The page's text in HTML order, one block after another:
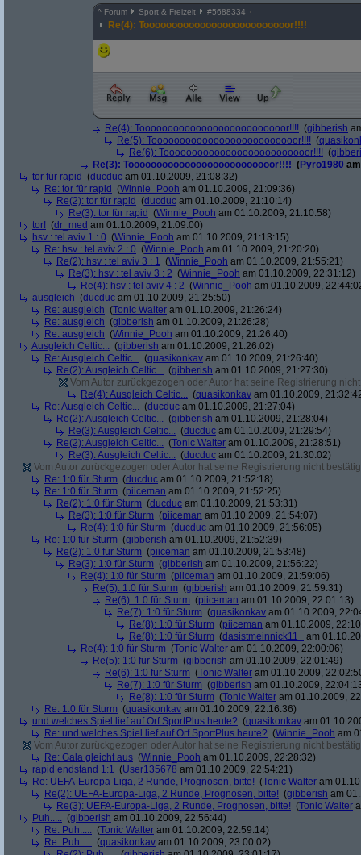
^ Forum Sport & Freizeit #5688334
Re(4): Toooooooooooooooooooooooooor!!!!
Re(4): Toooooooooooooooooooooooooor!!!! (gibberish
Re(5): Toooooooooooooooooooooooooor!!!! (
Re(6): Toooooooooooooooooooooooooor!!!! (
Re(3): Toooooooooooooooooooooooooor!!!! (Pyro1980
tor für rapid (ducduc am 01.10.2009, 21:08:32)
Re: tor für rapid (Winnie_Pooh am 01.10.2009, 21:09:36)
Re(2): tor für rapid (ducduc am 01.10.2009, 21:10:14)
Re(3): tor für rapid (Winnie_Pooh am 01.10.2009, 21:10:58)
tor! (dr_med am 01.10.2009, 21:09:00)
hsv : tel aviv 1 : 0 (Winnie_Pooh am 01.10.2009, 21:13:15)
Re: hsv : tel aviv 2 : 0 (Winnie_Pooh am 01.10.2009, 21:20:20)
Re(2): hsv : tel aviv 3 : 1 (Winnie_Pooh am 01.10.2009, 21:55:21)
Re(3): hsv : tel aviv 3 : 2 (Winnie_Pooh am 01.10.2009, 22:31:12)
Re(4): hsv : tel aviv 4 : 2 (Winnie_Pooh am 01.10.2009,
ausgleich (ducduc am 01.10.2009, 21:25:50)
Re: ausgleich (Tonic Walter am 01.10.2009, 21:26:24)
Re: ausgleich (gibberish am 01.10.2009, 21:26:28)
Re: ausgleich (Winnie_Pooh am 01.10.2009, 21:26:40)
Ausgleich Celtic... (gibberish am 01.10.2009, 21:26:02)
Re: Ausgleich Celtic... (quasikonkav am 01.10.2009, 21:26:40)
Re(2): Ausgleich Celtic... (gibberish am 01.10.2009, 21:27:30)
Vom Autor zurückgezogen oder Autor hat seine Registrierung
Re(4): Ausgleich Celtic... (quasikonkav am 01.10.2009,
Re: Ausgleich Celtic... (ducduc am 01.10.2009, 21:27:04)
Re(2): Ausgleich Celtic... (gibberish am 01.10.2009, 21:28:04)
Re(3): Ausgleich Celtic... (ducduc am 01.10.2009, 21:29:54)
Re(2): Ausgleich Celtic... (Tonic Walter am 01.10.2009, 21:28:51)
Re(3): Ausgleich Celtic... (ducduc am 01.10.2009, 21:30:02)
Vom Autor zurückgezogen oder Autor hat seine Registrierung nicht
Re: 1:0 für Sturm (ducduc am 01.10.2009, 21:52:18)
Re: 1:0 für Sturm (piiceman am 01.10.2009, 21:52:25)
Re(2): 1:0 für Sturm (ducduc am 01.10.2009, 21:53:31)
Re(3): 1:0 für Sturm (piiceman am 01.10.2009, 21:54:07)
Re(4): 1:0 für Sturm (ducduc am 01.10.2009, 21:56:05)
Re: 1:0 für Sturm (gibberish am 01.10.2009, 21:52:39)
Re(2): 1:0 für Sturm (piiceman am 01.10.2009, 21:53:48)
Re(3): 1:0 für Sturm (gibberish am 01.10.2009, 21:56:22)
Re(4): 1:0 für Sturm (piiceman am 01.10.2009, 21:59:06)
Re(5): 1:0 für Sturm (gibberish am 01.10.2009, 21:59:31)
Re(6): 1:0 für Sturm (piiceman am 01.10.2009, 22:01:13)
Re(7): 1:0 für Sturm (quasikonkav am 01.10.2009,
Re(8): 1:0 für Sturm (piiceman am 01.10.2009,
Re(8): 1:0 für Sturm (dasistmeinnick11+ am
Re(4): 1:0 für Sturm (Tonic Walter am 01.10.2009, 22:00:06)
Re(5): 1:0 für Sturm (gibberish am 01.10.2009, 22:01:49)
Re(6): 1:0 für Sturm (Tonic Walter am 01.10.2009,
Re(7): 1:0 für Sturm (gibberish am 01.10.2009,
Re(8): 1:0 für Sturm (Tonic Walter am 01.10.2009,
Re: 1:0 für Sturm (quasikonkav am 01.10.2009, 22:16:36)
und welches Spiel lief auf Orf SportPlus heute? (quasikonkav am
Re: und welches Spiel lief auf Orf SportPlus heute? (Winnie_Pooh am
Vom Autor zurückgezogen oder Autor hat seine Registrierung nicht
Re: Gala gleicht aus (Winnie_Pooh am 01.10.2009, 22:28:32)
rapid endstand 1:1 (User135678 am 01.10.2009, 22:54:21)
Re: UEFA-Europa-Liga, 2 Runde, Prognosen, bitte! (Tonic Walter am
Re(2): UEFA-Europa-Liga, 2 Runde, Prognosen, bitte! (gibberish am
Re(3): UEFA-Europa-Liga, 2 Runde, Prognosen, bitte! (Tonic Walter
Puh..... (gibberish am 01.10.2009, 22:56:44)
Re: Puh..... (Tonic Walter am 01.10.2009, 22:59:14)
Re: Puh..... (quasikonkav am 01.10.2009, 23:00:02)